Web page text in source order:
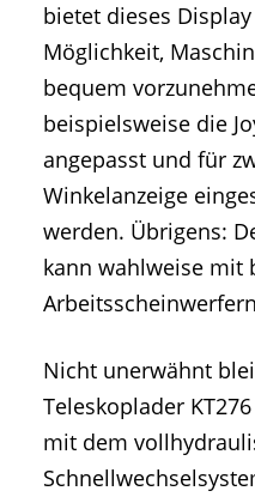
bietet dieses
Möglichkeit,
bequem
beispielsweise die
angepasst und für
Winkelanzeige
werden. Übrigens:
kann wahlweise mit
Nicht unerwähnt
Teleskoplader
mit dem